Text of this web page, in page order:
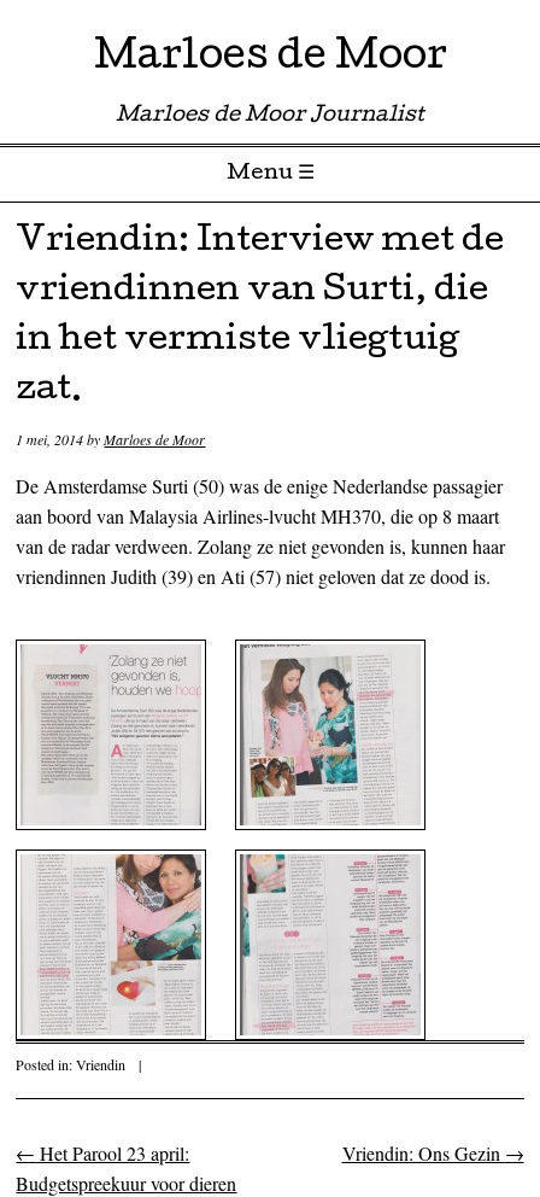
Marloes de Moor
Marloes de Moor Journalist
Menu ☰
Skip to content
Vriendin: Interview met de
vriendinnen van Surti, die
in het vermiste vliegtuig
zat.
1 mei, 2014byMarloes de Moor
De Amsterdamse Surti (50) was de enige Nederlandse passagier
aan boord van Malaysia Airlines-lvucht MH370, die op 8 maart
van de radar verdween. Zolang ze niet gevonden is, kunnen haar
vriendinnen Judith (39) en Ati (57) niet geloven dat ze dood is.
Posted in:Vriendin |
Post navigation
← Het Parool 23 april:
Budgetspreekuur voor dieren
Vriendin: Ons Gezin →